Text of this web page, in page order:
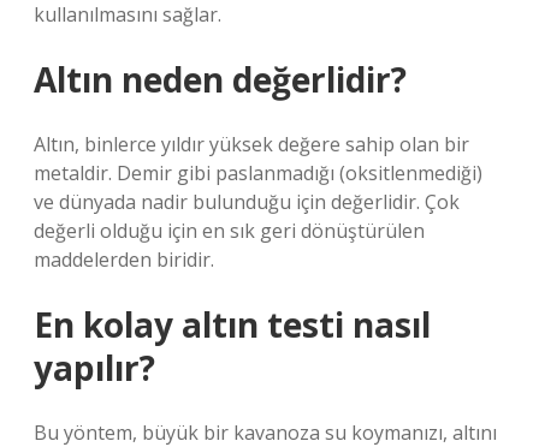
kullanılmasını sağlar.
Altın neden değerlidir?
Altın, binlerce yıldır yüksek değere sahip olan bir
metaldir. Demir gibi paslanmadığı (oksitlenmediği)
ve dünyada nadir bulunduğu için değerlidir. Çok
değerli olduğu için en sık geri dönüştürülen
maddelerden biridir.
En kolay altın testi nasıl
yapılır?
Bu yöntem, büyük bir kavanoza su koymanızı, altını